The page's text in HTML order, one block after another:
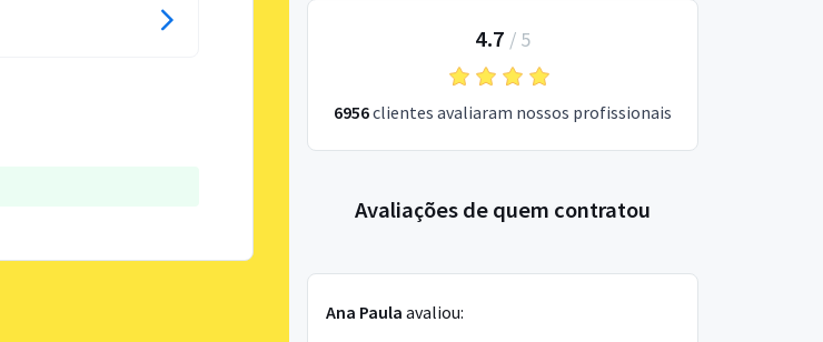
4.7 / 5
6956clientes avaliaram nossos profissionais
Avaliações de quem contratou
Ana Paula avaliou: